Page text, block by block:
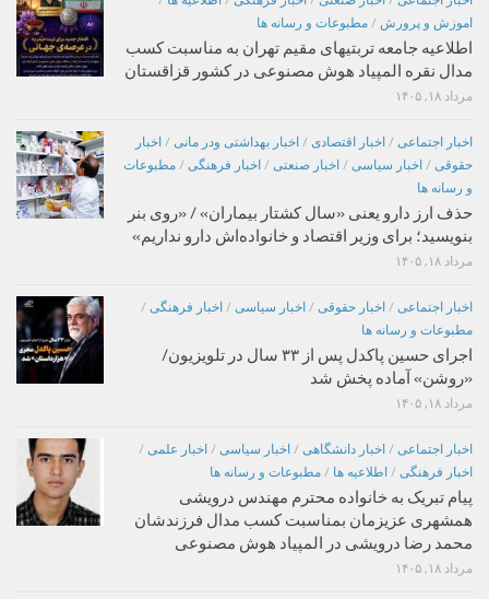
اموزش و پرورش / مطبوعات و رسانه ها
اطلاعیه جامعه تربتیهای مقیم تهران به مناسبت کسب
مدال نقره المپیاد هوش مصنوعی در کشور قزاقستان
مرداد ۱۸, ۱۴۰۵
اخبار اجتماعی / اخبار اقتصادی / اخبار بهداشتی ودر مانی / اخبار
حقوقی / اخبار سیاسی / اخبار صنعتی / اخبار فرهنگی / مطبوعات
و رسانه ها
حذف ارز دارو یعنی «سال کشتار بیماران» / «روی بنر
بنویسید؛ برای وزیر اقتصاد و خانواده‌اش دارو نداریم»
مرداد ۱۸, ۱۴۰۵
اخبار اجتماعی / اخبار حقوقی / اخبار سیاسی / اخبار فرهنگی /
مطبوعات و رسانه ها
اجرای حسین پاکدل پس از ۳۳ سال در تلویزیون/
«روشن» آماده پخش شد
مرداد ۱۸, ۱۴۰۵
اخبار اجتماعی / اخبار دانشگاهی / اخبار سیاسی / اخبار علمی /
اخبار فرهنگی / اطلاعیه ها / مطبوعات و رسانه ها
پیام تبریک به خانواده محترم مهندس درویشی
همشهری عزیزمان بمناسبت کسب مدال فرزندشان
محمد رضا درویشی در المپیاد هوش مصنوعی
مرداد ۱۸, ۱۴۰۵